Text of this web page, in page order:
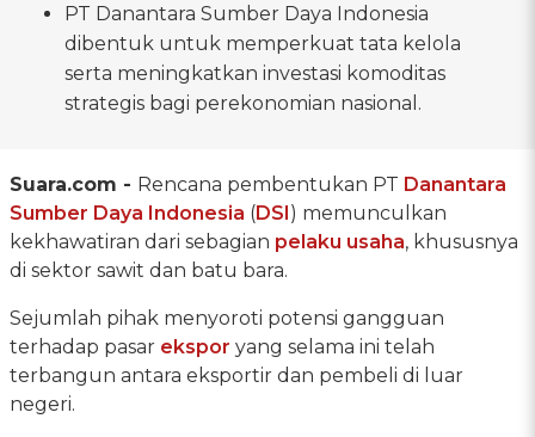
PT Danantara Sumber Daya Indonesia
dibentuk untuk memperkuat tata kelola
serta meningkatkan investasi komoditas
strategis bagi perekonomian nasional.
Suara.com - Rencana pembentukan PT Danantara
Sumber Daya Indonesia (DSI) memunculkan
kekhawatiran dari sebagian pelaku usaha, khususnya
di sektor sawit dan batu bara.
Sejumlah pihak menyoroti potensi gangguan
terhadap pasar ekspor yang selama ini telah
terbangun antara eksportir dan pembeli di luar
negeri.